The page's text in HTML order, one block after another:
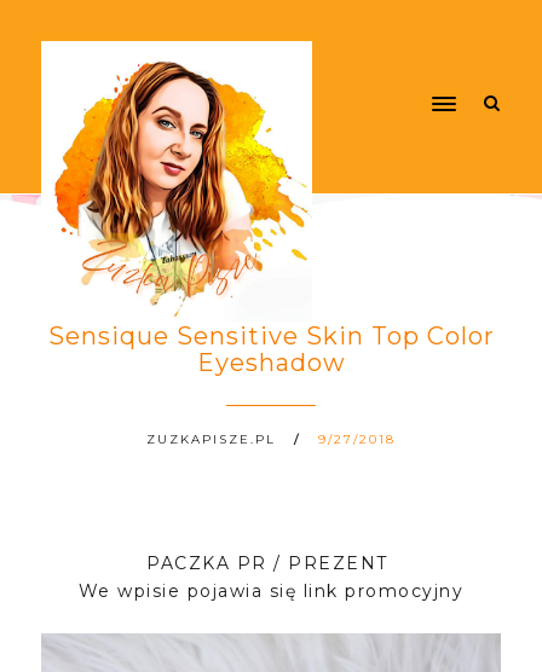
Sensique Sensitive Skin Top Color
Eyeshadow
ZUZKAPISZE.PL 9/27/2018
PACZKA PR / PREZENT
We wpisie pojawia się link promocyjny